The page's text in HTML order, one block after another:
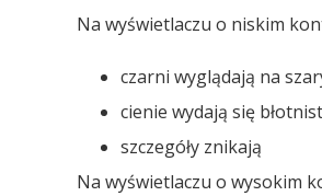
Na wyświetlaczu o niskim
czarni wyglądają na
cienie wydają się
szczegóły znikają
Na wyświetlaczu o wysokim